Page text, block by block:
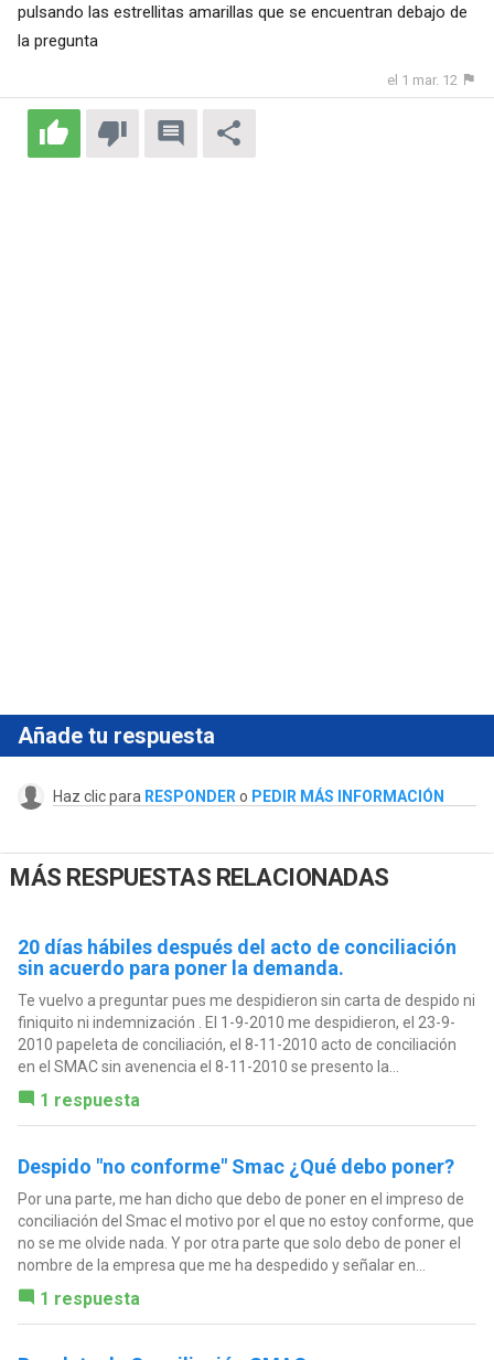
pulsando las estrellitas amarillas que se encuentran debajo de
la pregunta
el 1 mar. 12
Añade tu respuesta
Haz clic para RESPONDER o PEDIR MÁS INFORMACIÓN
MÁS RESPUESTAS RELACIONADAS
20 días hábiles después del acto de conciliación
sin acuerdo para poner la demanda.
Te vuelvo a preguntar pues me despidieron sin carta de despido ni
finiquito ni indemnización . El 1-9-2010 me despidieron, el 23-9-
2010 papeleta de conciliación, el 8-11-2010 acto de conciliación
en el SMAC sin avenencia el 8-11-2010 se presento la...
1 respuesta
Despido "no conforme" Smac ¿Qué debo poner?
Por una parte, me han dicho que debo de poner en el impreso de
conciliación del Smac el motivo por el que no estoy conforme, que
no se me olvide nada. Y por otra parte que solo debo de poner el
nombre de la empresa que me ha despedido y señalar en...
1 respuesta